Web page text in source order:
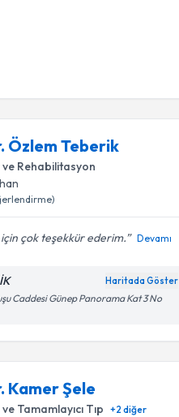
Özlem Teberik
ve Rehabilitasyon
çok teşekkür ederim. Devamı
Haritada Göster
Caddesi Günep Panorama Kat 3 No
Kamer Şele
Tamamlayıcı Tıp +2 diğer